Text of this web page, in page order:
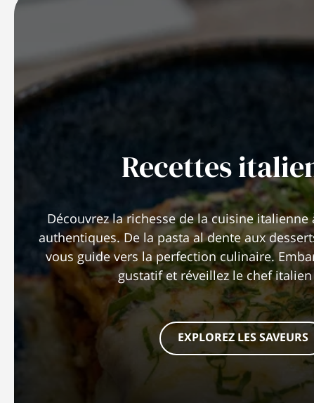
Recettes
Découvrez la richesse de la cuisine italienne
authentiques. De la pasta al dente aux
vous guide vers la perfection culinaire.
gustatif et réveillez le chef italien
EXPLOREZ LES SAVEURS